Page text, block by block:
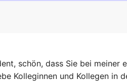
schön, dass Sie bei meiner
Kolleginnen und Kollegen in